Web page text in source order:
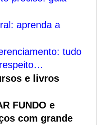
aprenda a
tudo
e livros
FUNDO e
com grande